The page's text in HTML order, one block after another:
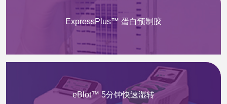
ExpressPlus™ 蛋白预制胶
eBlot™ 5分钟快速湿转